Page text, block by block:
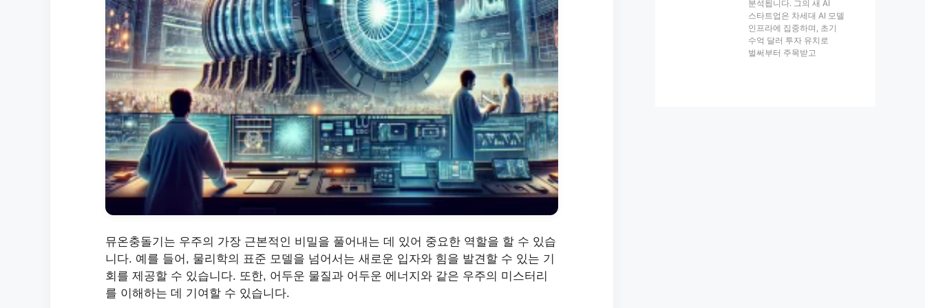
뮤온충돌기는 우주의 가장 근본적인 비밀을 풀어내는 데 있어 중요한 역할을 할 수 있습
니다. 예를 들어, 물리학의 표준 모델을 넘어서는 새로운 입자와 힘을 발견할 수 있는 기
회를 제공할 수 있습니다. 또한, 어두운 물질과 어두운 에너지와 같은 우주의 미스터리
를 이해하는 데 기여할 수 있습니다.
분석됩니다. 그의 새 AI
스타트업은 차세대 AI 모델
인프라에 집중하며, 초기
수억 달러 투자 유치로
벌써부터 주목받고